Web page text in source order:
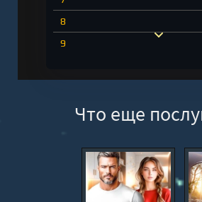
8
9
Что еще